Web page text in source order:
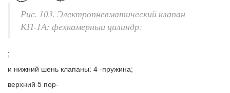
Рис. 103. Электропневматический клапан
КП-1А: фехкамерныи цилиндр:
;
и нижний шень клапаны: 4 -пружина;
верхний 5 пор-